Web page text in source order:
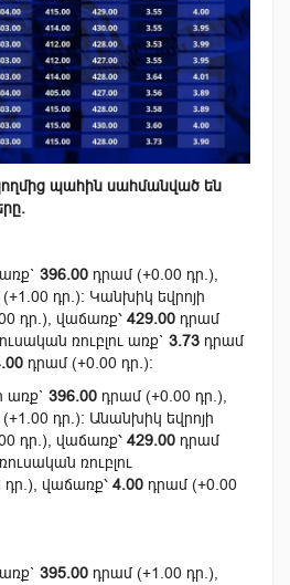
պահին սահմանված են
396.00 դրամ (+0.00 դր.),
դր.): Կանխիկ եվրոյի
դր.), վաճառք՝ 429.00 դրամ
ռուբլու առք` 3.73 դրամ
դրամ (+0.00 դր.):
առք` 396.00 դրամ (+0.00 դր.),
դր.): Անանխիկ եվրոյի
դր.), վաճառք՝ 429.00 դրամ
ռուբլու
դր.), վաճառք՝ 4.00 դրամ (+0.00
395.00 դրամ (+1.00 դր.),